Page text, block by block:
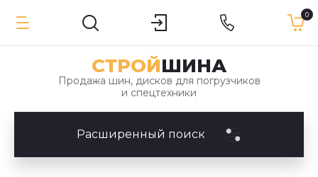
0
СТРОЙШИНА
Продажа шин, дисков для погрузчиков
и спецтехники
Расширенный поиск